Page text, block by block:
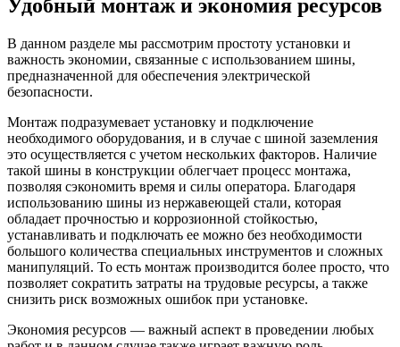
Удобный монтаж и экономия ресурсов
В данном разделе мы рассмотрим простоту установки и
важность экономии, связанные с использованием шины,
предназначенной для обеспечения электрической
безопасности.
Монтаж подразумевает установку и подключение
необходимого оборудования, и в случае с шиной заземления
это осуществляется с учетом нескольких факторов. Наличие
такой шины в конструкции облегчает процесс монтажа,
позволяя сэкономить время и силы оператора. Благодаря
использованию шины из нержавеющей стали, которая
обладает прочностью и коррозионной стойкостью,
устанавливать и подключать ее можно без необходимости
большого количества специальных инструментов и сложных
манипуляций. То есть монтаж производится более просто, что
позволяет сократить затраты на трудовые ресурсы, а также
снизить риск возможных ошибок при установке.
Экономия ресурсов — важный аспект в проведении любых